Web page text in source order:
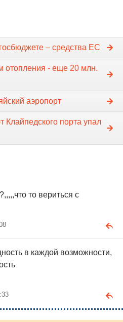
– средства ЕС
отопления - еще 20 млн.
аэропорт
Клайпедского порта упал
то вериться с
в каждой возможности,